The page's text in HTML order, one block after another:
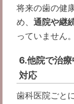
将来の歯の健
め、通院や継
っていません。
6.他院で治
対応
歯科医院ごと